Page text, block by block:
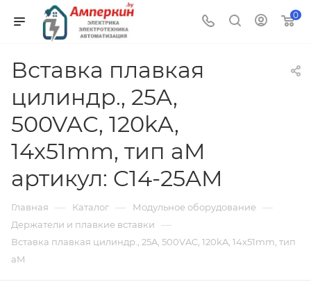
0
Вставка плавкая
цилиндр., 25A,
500VAC, 120kA,
14х51mm, тип aM
артикул: C14-25AM
Главная — Каталог — Модульное оборудование —
Держатели и плавкие вставки —
Вставка плавкая цилиндр., 25A, 500VAC, 120kA, 14х51mm, тип
aM